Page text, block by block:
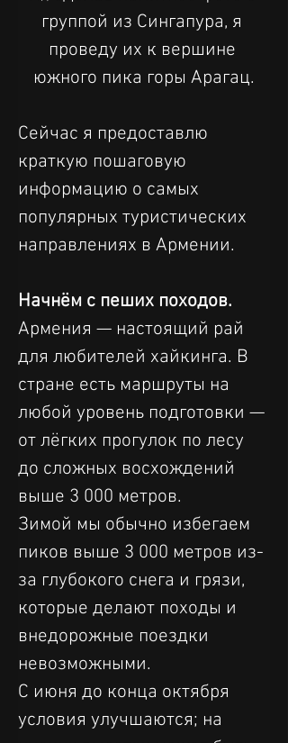
группой из Сингапура, я
проведу их к вершине
южного пика горы Арагац.
Сейчас я предоставлю
краткую пошаговую
информацию о самых
популярных туристических
направлениях в Армении.
Начнём с пеших походов.
Армения — настоящий рай
для любителей хайкинга. В
стране есть маршруты на
любой уровень подготовки —
от лёгких прогулок по лесу
до сложных восхождений
выше 3 000 метров.
Зимой мы обычно избегаем
пиков выше 3 000 метров из-
за глубокого снега и грязи,
которые делают походы и
внедорожные поездки
невозможными.
С июня до конца октября
условия улучшаются; на